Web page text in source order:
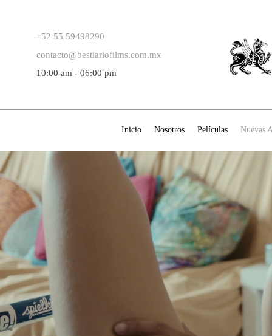
+52 55 59498290
contacto@bestiariofilms.com.mx
10:00 am - 06:00 pm
Inicio Nosotros Películas Nuevas